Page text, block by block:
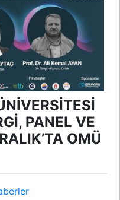
PANEL VE
OMÜ